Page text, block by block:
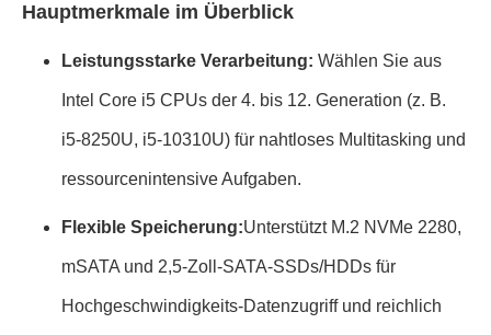
Hauptmerkmale im Überblick
Leistungsstarke Verarbeitung: Wählen Sie aus
Intel Core i5 CPUs der 4. bis 12. Generation (z. B.
i5-8250U, i5-10310U) für nahtloses Multitasking und
ressourcenintensive Aufgaben.
Flexible Speicherung:Unterstützt M.2 NVMe 2280,
mSATA und 2,5-Zoll-SATA-SSDs/HDDs für
Hochgeschwindigkeits-Datenzugriff und reichlich